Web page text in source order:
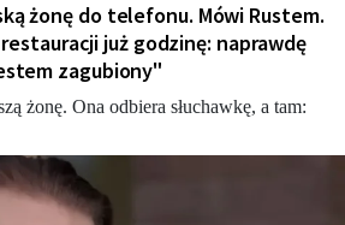
żonę do telefonu. Mówi Rustem.
już godzinę: naprawdę
zagubiony"
żonę. Ona odbiera słuchawkę, a tam: